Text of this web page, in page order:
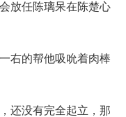
放任陈璃呆在陈楚心
右的帮他吸吮着肉棒
没有完全起立，那